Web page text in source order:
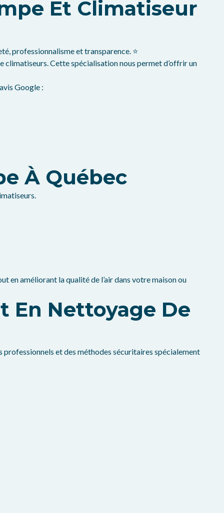
Et Climatiseur
professionnalisme et transparence. ⭐
climatiseurs. Cette spécialisation nous permet d’offrir un
Google :
À Québec
en améliorant la qualité de l’air dans votre maison ou
En Nettoyage De
et des méthodes sécuritaires spécialement